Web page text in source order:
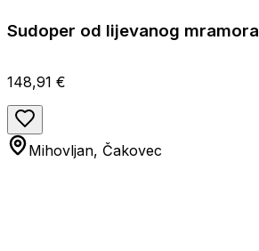
Sudoper od lijevanog mramora
148,91 €
Mihovljan, Čakovec